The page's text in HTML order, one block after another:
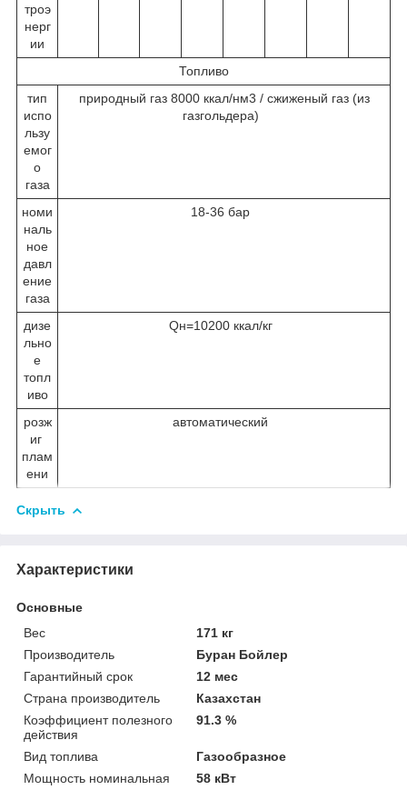
троэ
нерг
ии
Топливо
тип
испо
льзу
емог
о
газа
природный газ 8000 ккал/нм3 / сжиженый газ (из
газгольдера)
номи
наль
ное
давл
ение
газа
18-36 бар
дизе
льно
е
топл
иво
Qн=10200 ккал/кг
розж
иг
плам
ени
автоматический
Скрыть
Характеристики
Основные
Вес
171 кг
Производитель
Буран Бойлер
Гарантийный срок
12 мес
Страна производитель
Казахстан
Коэффициент полезного
действия
91.3 %
Вид топлива
Газообразное
Мощность номинальная
58 кВт